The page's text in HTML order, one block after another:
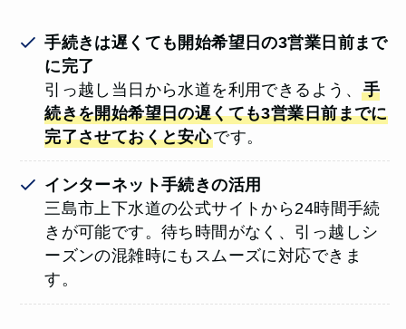
手続きは遅くても開始希望日の3営業日前まで
に完了
引っ越し当日から水道を利用できるよう、 手
続きを開始希望日の遅くても3営業日前までに
完了させておくと安心です。
インターネット手続きの活用
三島市上下水道の公式サイトから24時間手続
きが可能です。待ち時間がなく、引っ越しシ
ーズンの混雑時にもスムーズに対応できま
す。